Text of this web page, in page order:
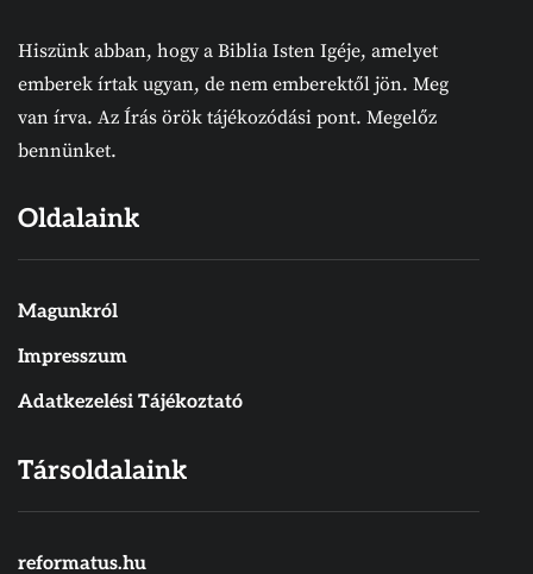
Hiszünk abban, hogy a Biblia Isten Igéje, amelyet
emberek írtak ugyan, de nem emberektől jön. Meg
van írva. Az Írás örök tájékozódási pont. Megelőz
bennünket.
Oldalaink
Magunkról
Impresszum
Adatkezelési Tájékoztató
Társoldalaink
reformatus.hu